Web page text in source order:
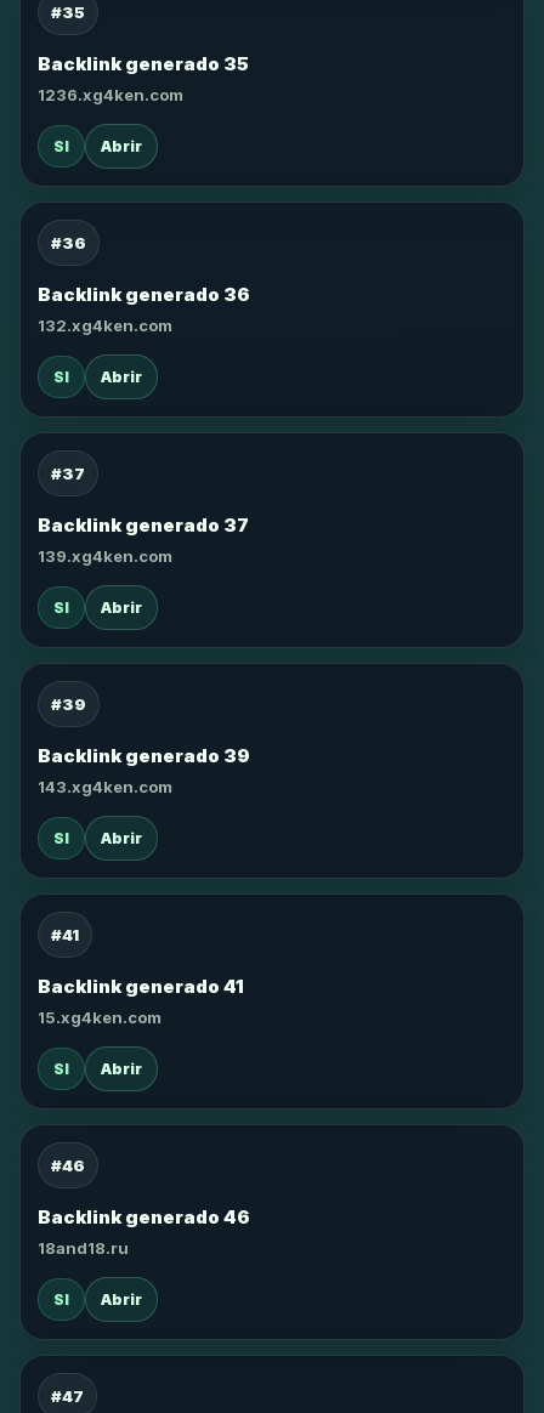
#35
Backlink generado 35
1236.xg4ken.com
SI Abrir
#36
Backlink generado 36
132.xg4ken.com
SI Abrir
#37
Backlink generado 37
139.xg4ken.com
SI Abrir
#39
Backlink generado 39
143.xg4ken.com
SI Abrir
#41
Backlink generado 41
15.xg4ken.com
SI Abrir
#46
Backlink generado 46
18and18.ru
SI Abrir
#47